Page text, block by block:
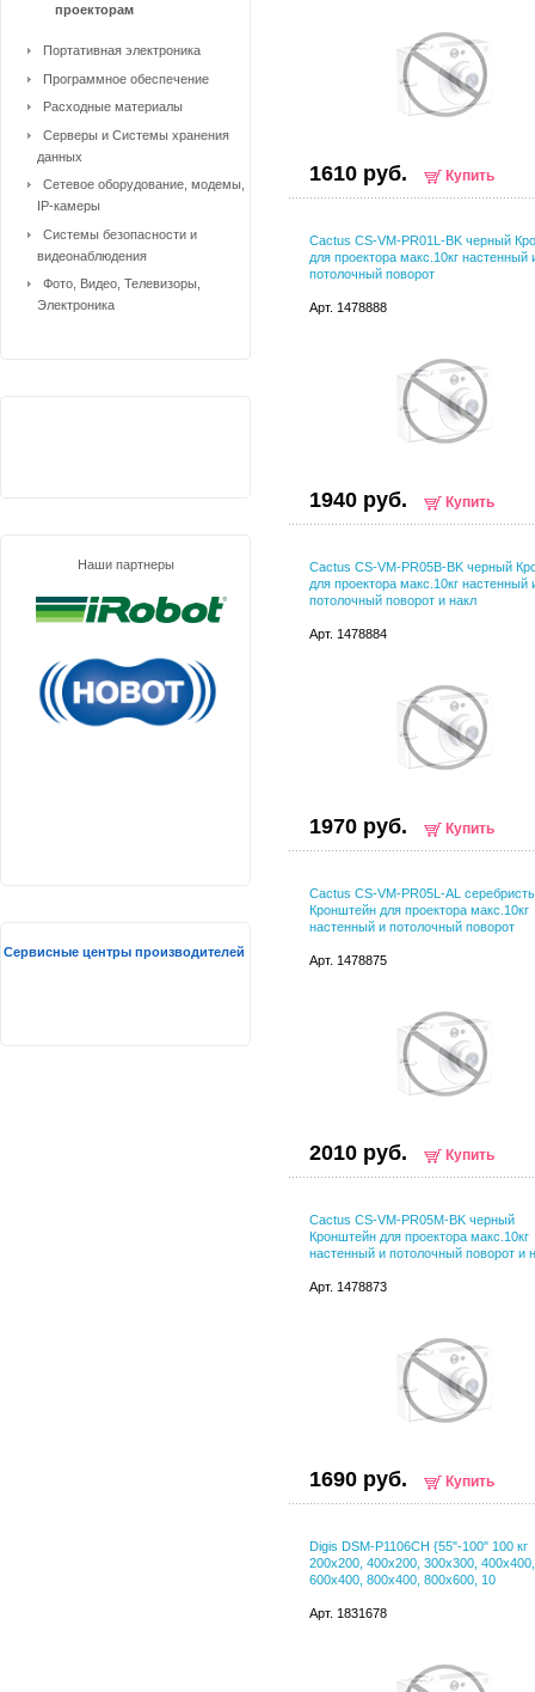
1610 руб. Купить
Cactus CS-VM-PR01L-BK черный
для проектора макс.10кг настенный
потолочный поворот
Арт. 1478888
1940 руб. Купить
Cactus CS-VM-PR05B-BK черный
для проектора макс.10кг настенный
потолочный поворот и накл
Арт. 1478884
1970 руб. Купить
Cactus CS-VM-PR05L-AL
Кронштейн для проектора макс.10кг
настенный и потолочный поворот
Арт. 1478875
2010 руб. Купить
Cactus CS-VM-PR05M-BK черный
Кронштейн для проектора макс.10кг
настенный и потолочный поворот и
Арт. 1478873
1690 руб. Купить
Digis DSM-P1106CH {55"-100" 100 кг
200x200, 400x200, 300x300, 400x400,
600x400, 800x400, 800x600, 10
Арт. 1831678
проекторам
Портативная электроника
Программное обеспечение
Расходные материалы
Серверы и Системы хранения
данных
Сетевое оборудование, модемы,
IP-камеры
Системы безопасности и
видеонаблюдения
Фото, Видео, Телевизоры,
Электроника
Наши партнеры
Сервисные центры производителей